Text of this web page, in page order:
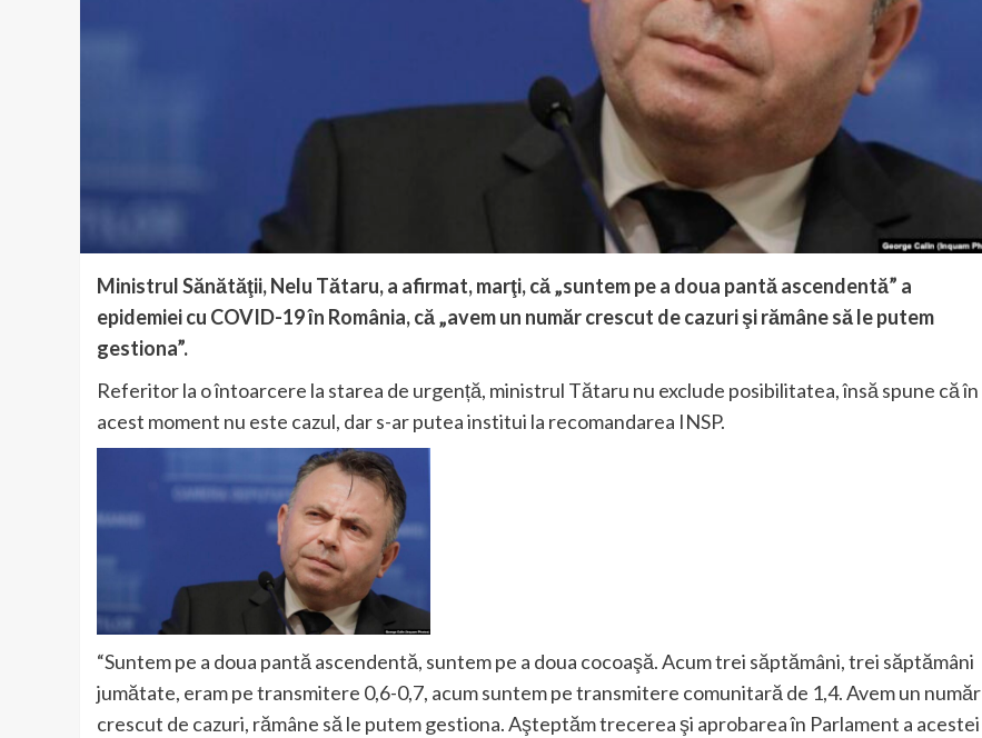
Ministrul Sănătăţii, Nelu Tătaru, a afirmat, marţi, că „suntem pe a doua pantă ascendentă” a
epidemiei cu COVID-19 în România, că „avem un număr crescut de cazuri şi rămâne să le putem
gestiona”.
Referitor la o întoarcere la starea de urgență, ministrul Tătaru nu exclude posibilitatea, însă spune că în
acest moment nu este cazul, dar s-ar putea institui la recomandarea INSP.
“Suntem pe a doua pantă ascendentă, suntem pe a doua cocoaşă. Acum trei săptămâni, trei săptămâni
jumătate, eram pe transmitere 0,6-0,7, acum suntem pe transmitere comunitară de 1,4. Avem un număr
crescut de cazuri, rămâne să le putem gestiona. Aşteptăm trecerea şi aprobarea în Parlament a acestei